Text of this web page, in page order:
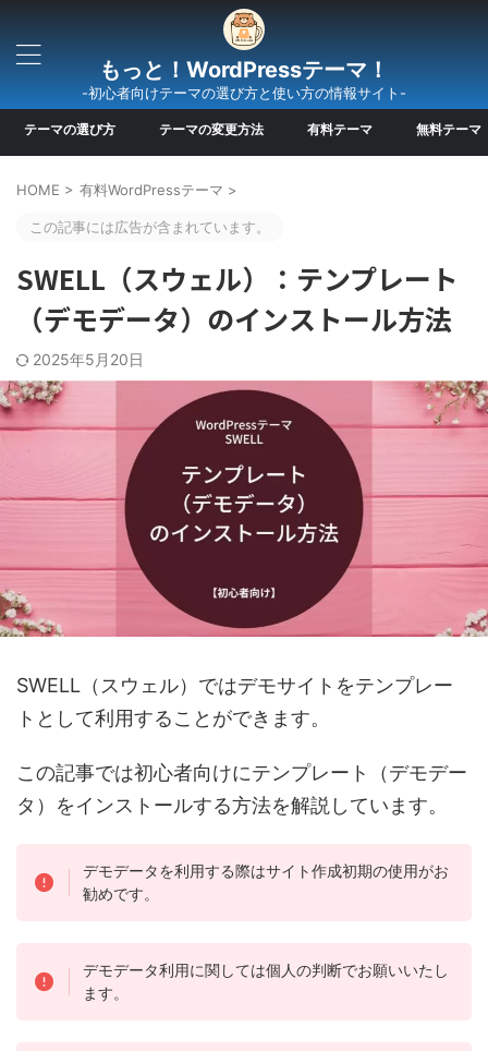
もっと！WordPressテーマ！
-初心者向けテーマの選び方と使い方の情報サイト-
テーマの選び方 テーマの変更方法 有料テーマ 無料テーマ
HOME > 有料WordPressテーマ >
この記事には広告が含まれています。
SWELL（スウェル）：テンプレート
（デモデータ）のインストール方法
2025年5月20日
SWELL（スウェル）ではデモサイトをテンプレー
トとして利用することができます。
この記事では初心者向けにテンプレート（デモデー
タ）をインストールする方法を解説しています。
デモデータを利用する際はサイト作成初期の使用がお
勧めです。
デモデータ利用に関しては個人の判断でお願いいたし
ます。